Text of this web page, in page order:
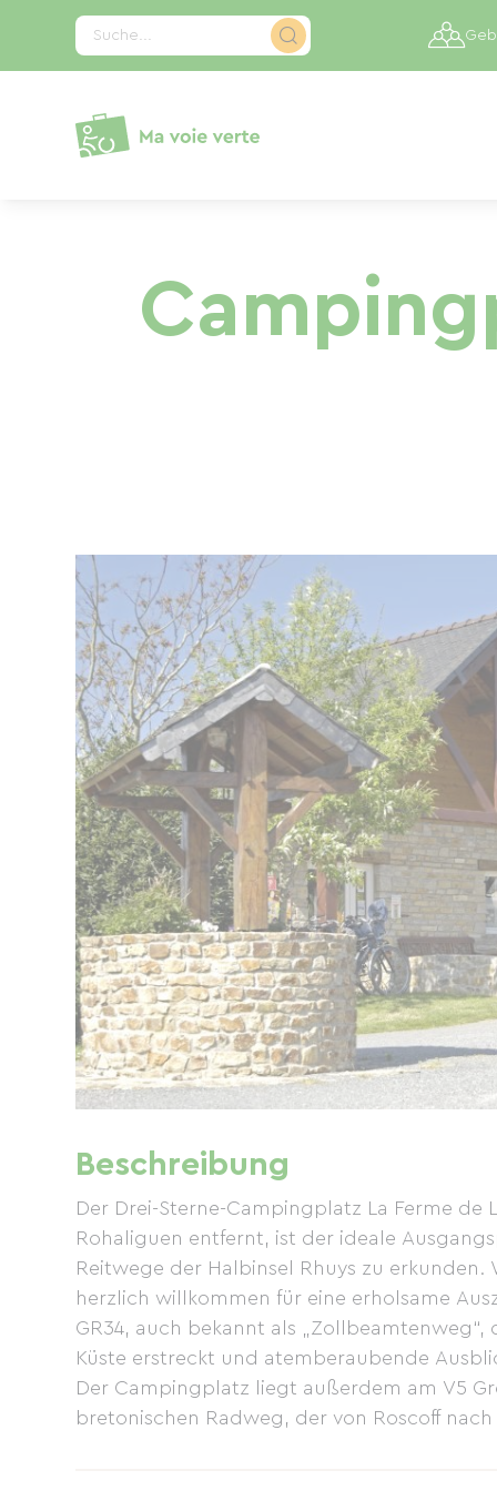
Suche...
Beschreibung
Der Drei-Sterne-Campingplatz La Ferme de
Rohaliguen entfernt, ist der ideale
Reitwege der Halbinsel Rhuys zu
herzlich willkommen für eine erholsame
GR34, auch bekannt als
Küste erstreckt und atemberaubende
Der Campingplatz liegt außerdem am V5
bretonischen Radweg, der von Roscoff
Cookie-Einstellungen